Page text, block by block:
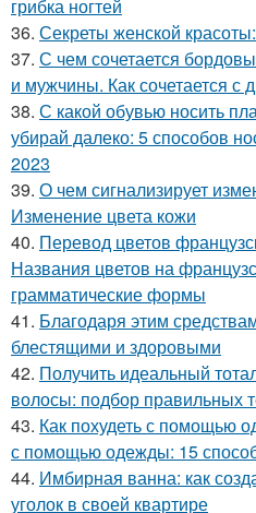
грибка ногтей
36. Секреты женской
37. С чем сочетается
и мужчины. Как сочетается с
38. С какой обувью носить
убирай далеко: 5 способов
2023
39. О чем сигнализирует
Изменение цвета кожи
40. Перевод цветов
Названия цветов на
грамматические формы
41. Благодаря этим
блестящими и здоровыми
42. Получить идеальный
волосы: подбор правильных
43. Как похудеть с помощью
с помощью одежды: 15
44. Имбирная ванна: как
уголок в своей квартире